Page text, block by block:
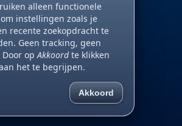
alleen functionele
instellingen zoals je
recente zoekopdracht te
Geen tracking, geen
Door opAkkoordte klikken
het te begrijpen.
Akkoord